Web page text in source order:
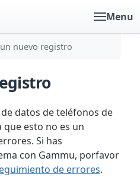
Menu
nuevo registro
datos de teléfonos de
esto no es un
Si has
con Gammu, porfavor
de errores.